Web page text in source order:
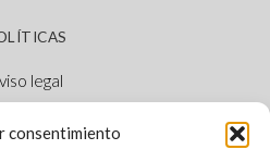
consentimiento
legal